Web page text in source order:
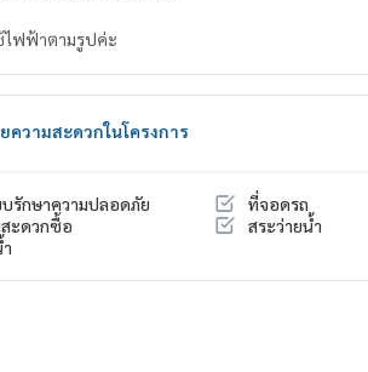
ไฟฟ้าตามรูปค่ะ
ความสะดวกในโครงการ
รักษาความปลอดภัย ที่จอดรถ
ะดวกซื้อ
สระว่ายน้ำ